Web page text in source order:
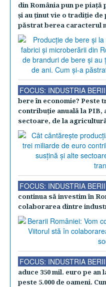
din România pun pe piaţă
şi au ţinut vie o tradiţie de
păstrat berea caracterul
FOCUS: INDUSTRIA BERII
bere în economie? Peste
contribuţie anuală la PIB,
sectoare, de la
FOCUS: INDUSTRIA BERII
continua să investim în
colaborarea dintre
FOCUS: INDUSTRIA BERII
aduce 350 mil. euro pe an
peste 5.000 de oameni.